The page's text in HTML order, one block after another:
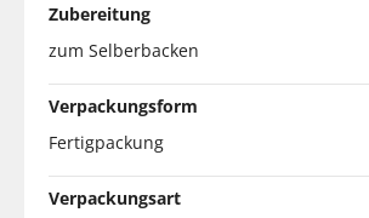
Zubereitung
zum Selberbacken
Verpackungsform
Fertigpackung
Verpackungsart